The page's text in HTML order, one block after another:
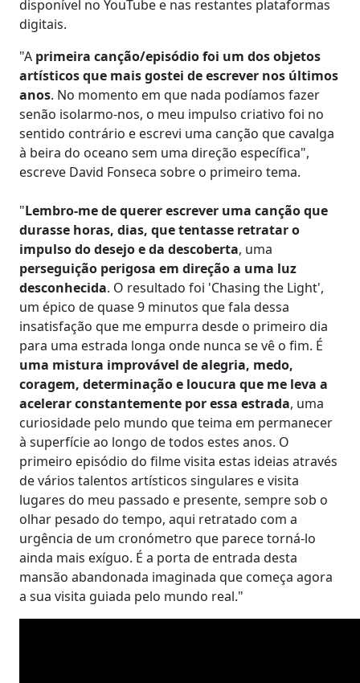
disponível no YouTube e nas restantes plataformas
digitais.
"A primeira canção/episódio foi um dos objetos
artísticos que mais gostei de escrever nos últimos
anos. No momento em que nada podíamos fazer
senão isolarmo-nos, o meu impulso criativo foi no
sentido contrário e escrevi uma canção que cavalga
à beira do oceano sem uma direção específica",
escreve David Fonseca sobre o primeiro tema.
"Lembro-me de querer escrever uma canção que
durasse horas, dias, que tentasse retratar o
impulso do desejo e da descoberta, uma
perseguição perigosa em direção a uma luz
desconhecida. O resultado foi 'Chasing the Light',
um épico de quase 9 minutos que fala dessa
insatisfação que me empurra desde o primeiro dia
para uma estrada longa onde nunca se vê o fim. É
uma mistura improvável de alegria, medo,
coragem, determinação e loucura que me leva a
acelerar constantemente por essa estrada, uma
curiosidade pelo mundo que teima em permanecer
à superfície ao longo de todos estes anos. O
primeiro episódio do filme visita estas ideias através
de vários talentos artísticos singulares e visita
lugares do meu passado e presente, sempre sob o
olhar pesado do tempo, aqui retratado com a
urgência de um cronómetro que parece torná-lo
ainda mais exíguo. É a porta de entrada desta
mansão abandonada imaginada que começa agora
a sua visita guiada pelo mundo real."